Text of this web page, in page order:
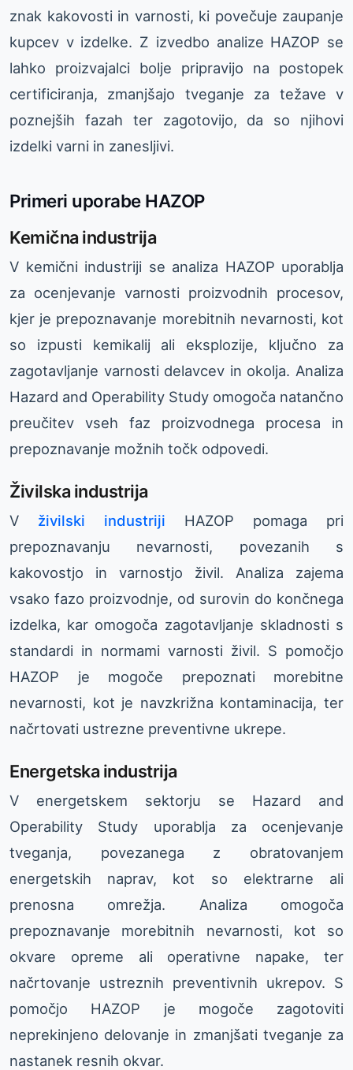
znak kakovosti in varnosti, ki povečuje zaupanje
kupcev v izdelke. Z izvedbo analize HAZOP se
lahko proizvajalci bolje pripravijo na postopek
certificiranja, zmanjšajo tveganje za težave v
poznejših fazah ter zagotovijo, da so njihovi
izdelki varni in zanesljivi.
Primeri uporabe HAZOP
Kemična industrija
V kemični industriji se analiza HAZOP uporablja
za ocenjevanje varnosti proizvodnih procesov,
kjer je prepoznavanje morebitnih nevarnosti, kot
so izpusti kemikalij ali eksplozije, ključno za
zagotavljanje varnosti delavcev in okolja. Analiza
Hazard and Operability Study omogoča natančno
preučitev vseh faz proizvodnega procesa in
prepoznavanje možnih točk odpovedi.
Živilska industrija
V živilski industriji HAZOP pomaga pri
prepoznavanju nevarnosti, povezanih s
kakovostjo in varnostjo živil. Analiza zajema
vsako fazo proizvodnje, od surovin do končnega
izdelka, kar omogoča zagotavljanje skladnosti s
standardi in normami varnosti živil. S pomočjo
HAZOP je mogoče prepoznati morebitne
nevarnosti, kot je navzkrižna kontaminacija, ter
načrtovati ustrezne preventivne ukrepe.
Energetska industrija
V energetskem sektorju se Hazard and
Operability Study uporablja za ocenjevanje
tveganja, povezanega z obratovanjem
energetskih naprav, kot so elektrarne ali
prenosna omrežja. Analiza omogoča
prepoznavanje morebitnih nevarnosti, kot so
okvare opreme ali operativne napake, ter
načrtovanje ustreznih preventivnih ukrepov. S
pomočjo HAZOP je mogoče zagotoviti
neprekinjeno delovanje in zmanjšati tveganje za
nastanek resnih okvar.